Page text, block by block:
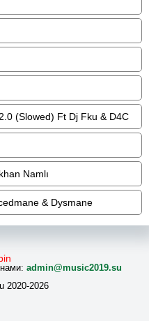
(Slowed) Ft Dj Fku & D4C
Namlı
& Dysmane
admin@music2019.su
2020-2026